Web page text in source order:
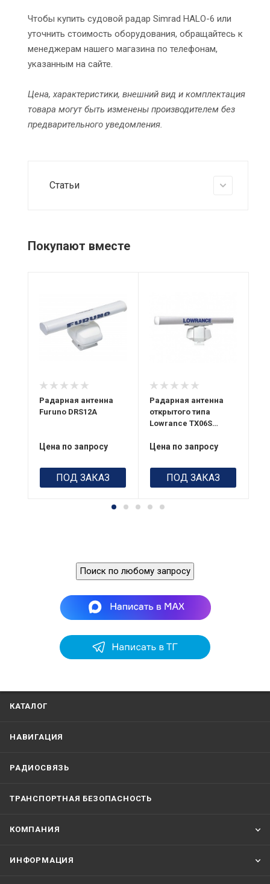
Чтобы купить судовой радар Simrad HALO-6 или
уточнить стоимость оборудования, обращайтесь к
менеджерам нашего магазина по телефонам,
указанным на сайте.
Цена, характеристики, внешний вид и комплектация
товара могут быть изменены производителем без
предварительного уведомления.
Статьи
Покупают вместе
Мощность
12 кВт
Радарная антенна
Furuno DRS12A
Цена по запросу
ПОД ЗАКАЗ
Радарная антенна
открытого типа
Lowrance TX06S
Цена по запросу
ПОД ЗАКАЗ
Поиск по любому запросу
КАТАЛОГ
НАВИГАЦИЯ
РАДИОСВЯЗЬ
ТРАНСПОРТНАЯ БЕЗОПАСНОСТЬ
КОМПАНИЯ
ИНФОРМАЦИЯ